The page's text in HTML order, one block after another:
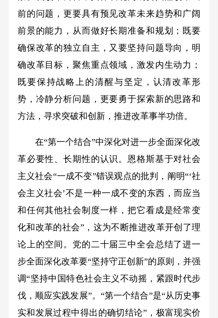
前的问题，更要具有预见改革未来趋势和广阔
前景的能力，从而做好长期准备和规划；既要
确保改革的独立自主，又要坚持问题导向，明
确改革目标，聚焦重点领域，激发内生动力；
既要保持战略上的清醒与坚定，认清改革形
势，冷静分析问题，更要勇于探索新的思路和
方法，寻求突破和创新，推进改革事半功倍。
在“第一个结合”中深化对进一步全面深化改
革必要性、长期性的认识。恩格斯基于对社会
主义社会“一成不变”错误观点的批判，阐明“‘社
会主义社会’不是一种一成不变的东西，而应当
和任何其他社会制度一样，把它看成是经常变
化和改革的社会”，这为不断推进改革开创了理
论上的空间。党的二十届三中全会总结了进一
步全面深化改革要“坚持守正创新”的原则，并强
调“坚持中国特色社会主义不动摇，紧跟时代步
伐，顺应实践发展”。“第一个结合”是“从历史事
实和发展过程中得出的确切结论”，极富现实价